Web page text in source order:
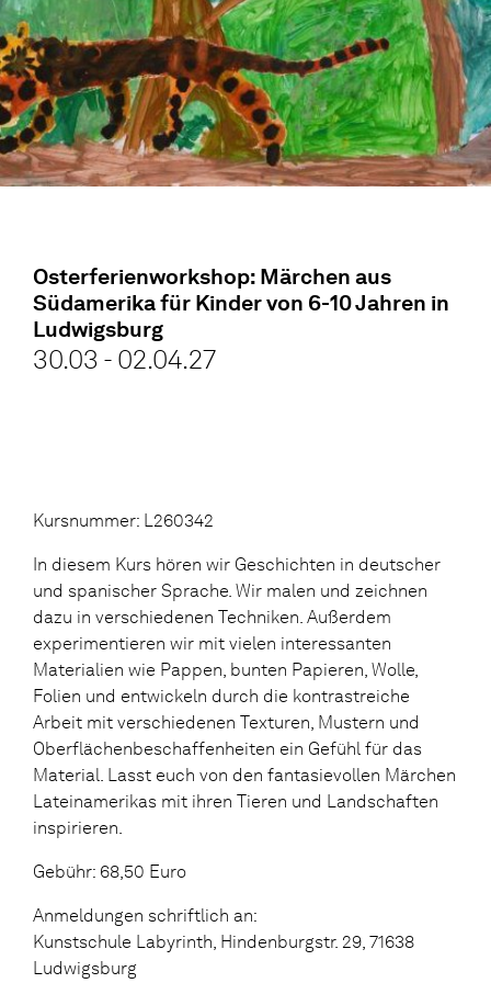
Osterferienworkshop: Märchen aus
Südamerika für Kinder von 6-10 Jahren in
Ludwigsburg
30.03 - 02.04.27
Kursnummer: L260342
In diesem Kurs hören wir Geschichten in deutscher
und spanischer Sprache. Wir malen und zeichnen
dazu in verschiedenen Techniken. Außerdem
experimentieren wir mit vielen interessanten
Materialien wie Pappen, bunten Papieren, Wolle,
Folien und entwickeln durch die kontrastreiche
Arbeit mit verschiedenen Texturen, Mustern und
Oberflächenbeschaffenheiten ein Gefühl für das
Material. Lasst euch von den fantasievollen Märchen
Lateinamerikas mit ihren Tieren und Landschaften
inspirieren.
Gebühr: 68,50 Euro
Anmeldungen schriftlich an:
Kunstschule Labyrinth, Hindenburgstr. 29, 71638
Ludwigsburg